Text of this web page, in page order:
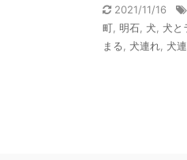
2021/11/16
町 明石 犬 犬と
まる
犬連れ 犬